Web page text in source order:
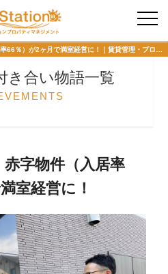
者様専用
き合い物語一覧
字物件（入居率
室経営に！